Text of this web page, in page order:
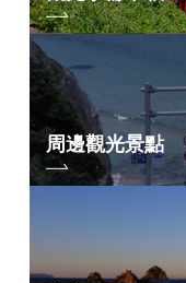
周邊觀光景點